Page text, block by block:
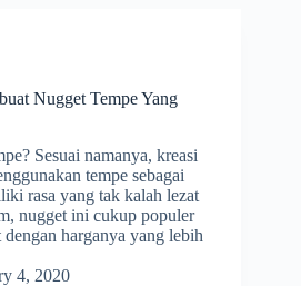
Nugget Tempe Yang
Sesuai namanya, kreasi
tempe sebagai
rasa yang tak kalah lezat
nugget ini cukup populer
harganya yang lebih
4, 2020